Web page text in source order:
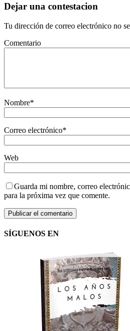
Dejar una contestacion
Tu dirección de correo electrónico no
Comentario
Nombre*
Correo electrónico*
Web
Guarda mi nombre, correo
para la próxima vez que comente.
SÍGUENOS EN